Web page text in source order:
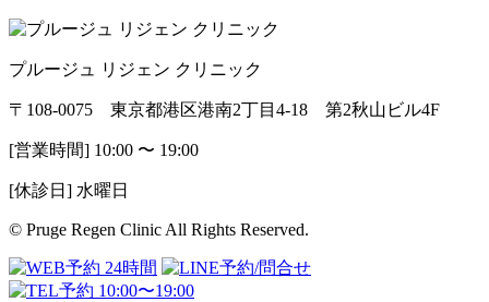
プルージュ リジェン クリニック
〒108-0075 東京都港区港南2丁目4-18 第2秋山ビル4F
[営業時間] 10:00 〜 19:00
[休診日] 水曜日
© Pruge Regen Clinic All Rights Reserved.